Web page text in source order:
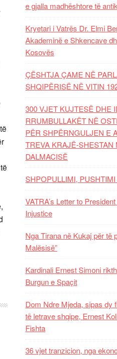
e gjalla madhështore të
Kryetari i Vatrës Dr. Elmi
Akademinë e Shkencave
Kosovës
ÇËSHTJA ÇAME NË
SHQIPËRISË NË VITIN
300 VJET KUJTESË DHE
RRUMBULLAKËT NË
PËR SHPËRNGULJEN E
TREVA KRAJË-SHESTAN
DALMACISË
SHPOPULLIMI,
VATRA’s Letter to
Injustice
Nga Tirana në Kukaj për të
Malësisë”
Kardinali Ernest Simoni
Burgun e Spaçit
Dom Ndre Mjeda, sipas dy
të letrave shqipe, Ernest
Fishta
36 vjet tranzicion, nga